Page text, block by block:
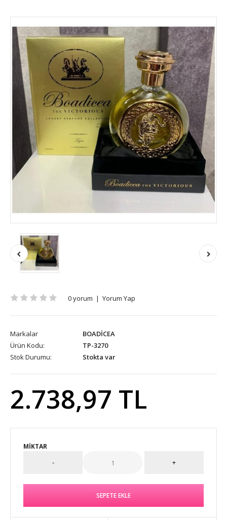
0 yorum | Yorum Yap
Markalar
BOADİCEA
Ürün Kodu:
TP-3270
Stok Durumu:
Stokta var
2.738,97 TL
MIKTAR